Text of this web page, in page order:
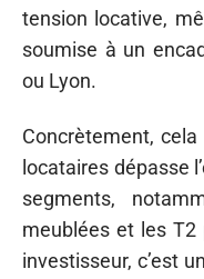
tension locative,
soumise à un
ou Lyon.
Concrètement,
locataires dépasse
segments,
meublées et les T2
investisseur, c’est